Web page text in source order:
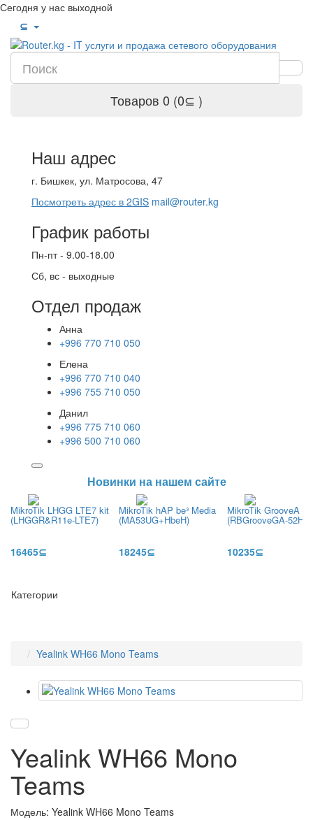
Сегодня у нас выходной
⊆
Товаров 0 (0⊆ )
Наш адрес
г. Бишкек, ул. Матросова, 47
Посмотреть адрес в 2GIS mail@router.kg
График работы
Пн-пт - 9.00-18.00
Сб, вс - выходные
Отдел продаж
Анна
+996 770 710 050
Елена
+996 770 710 040
+996 755 710 050
Данил
+996 775 710 060
+996 500 710 060
Новинки на нашем сайте
MikroTik LHGG LTE7 kit
(LHGGR&R11e-LTE7)
16465⊆
MikroTik hAP be³ Media
(MA53UG+HbeH)
18245⊆
MikroTik GrooveA
(RBGrooveGA-
10235⊆
Категории
Yealink WH66 Mono Teams
Yealink WH66 Mono
Teams
Модель: Yealink WH66 Mono Teams